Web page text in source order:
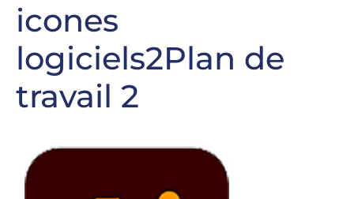
icones
logiciels2Plan de
travail 2